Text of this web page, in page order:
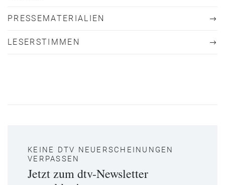
PRESSEMATERIALIEN
LESERSTIMMEN
KEINE DTV NEUERSCHEINUNGEN
VERPASSEN
Jetzt zum dtv-Newsletter